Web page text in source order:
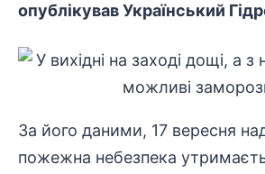
опублікував Український
За його даними, 17 вересня
пожежна небезпека